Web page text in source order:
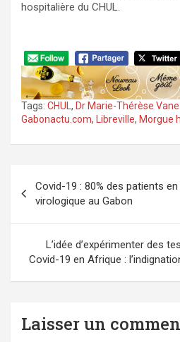
hospitalière du CHUL.
Tags: CHUL, Dr Marie-Thérèse
Gabonactu.com, Libreville, Morgue
de
l’article
Covid-19 : 80% des patients
virologique au Gabon
L’idée d’expérimenter des
Covid-19 en Afrique :
Laisser un